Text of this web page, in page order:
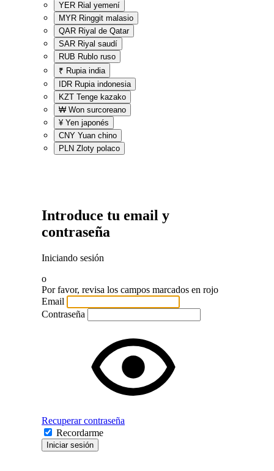
YER Rial yemení
MYR Ringgit malasio
QAR Riyal de Qatar
SAR Riyal saudí
RUB Rublo ruso
₹ Rupia india
IDR Rupia indonesia
KZT Tenge kazako
₩ Won surcoreano
¥ Yen japonés
CNY Yuan chino
PLN Zloty polaco
Introduce tu email y
contraseña
Iniciando sesión
o
Por favor, revisa los campos marcados en rojo
Email
Contraseña
Recuperar contraseña
Recordarme
Iniciar sesión